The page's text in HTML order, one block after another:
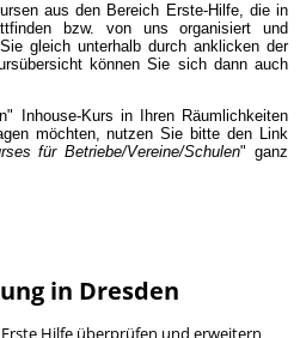
aus den Bereich Erste-Hilfe, die in
bzw. von uns organisiert und
gleich unterhalb durch anklicken der
können Sie sich dann auch
Inhouse-Kurs in Ihren Räumlichkeiten
möchten, nutzen Sie bitte den Link
für Betriebe/Vereine/Schulen" ganz
in Dresden
Hilfe überprüfen und erweitern